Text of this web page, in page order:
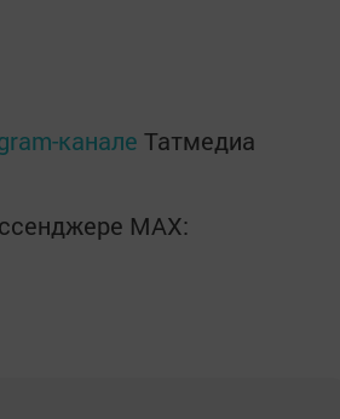
канале Татмедиа
MАХ: